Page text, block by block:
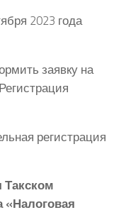
2023 года
заявку на
Регистрация
регистрация
Такском
«Налоговая